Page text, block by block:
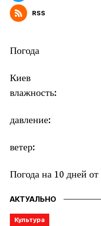
RSS
Погода
Киев
влажность:
давление:
ветер:
Погода на 10 дней от
АКТУАЛЬНО
Культура